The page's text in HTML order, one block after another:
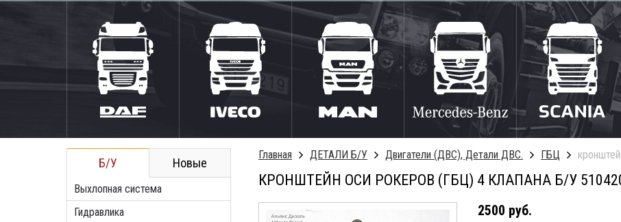
Б/У Новые
Выхлопная система
Гидравлика
Главная ДЕТАЛИ Б/У Двигатели (ДВС), Детали ДВС. ГБЦ
КРОНШТЕЙН ОСИ РОКЕРОВ (ГБЦ) 4 КЛАПАНА Б/У
2500 руб.